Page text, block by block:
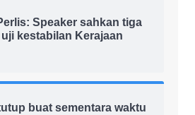
Speaker sahkan tiga
kestabilan Kerajaan
buat sementara waktu